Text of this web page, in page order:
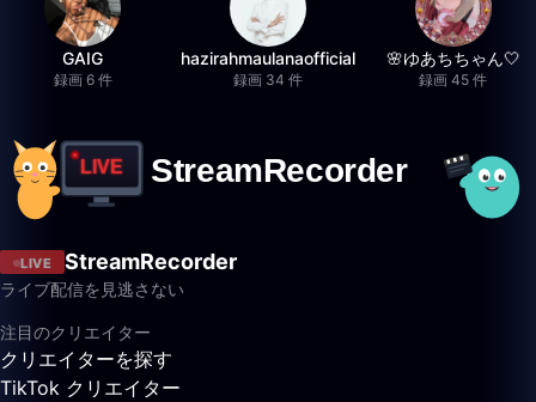
GAIG
録画 6 件
hazirahmaulanaofficial
録画 34 件
🌸ゆあちちゃん🤍
録画 45 件
LIVE StreamRecorder
ライブ配信を見逃さない
注目のクリエイター
クリエイターを探す
TikTok クリエイター